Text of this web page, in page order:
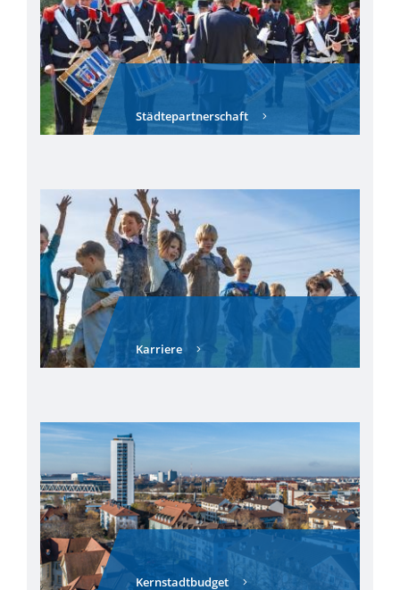
Städtepartnerschaft
Karriere
Kernstadtbudget